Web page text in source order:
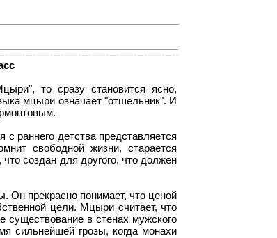
то сразу становится ясно,
мцыри означает "отшельник". И
раннего детства представляется
свободной жизни, старается
создан для другого, что должен
Он прекрасно понимает, что ценой
цели. Мцыри считает, что
существование в стенах мужского
сильнейшей грозы, когда монахи